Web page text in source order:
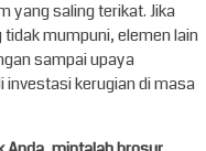
yang saling terikat. Jika
mumpuni, elemen lain
sampai upaya
kerugian di masa